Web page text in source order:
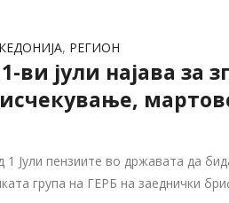
, РЕГИОН
ви јули најава
1 Јули пензиите во државата да
група на ГЕРБ на заеднички